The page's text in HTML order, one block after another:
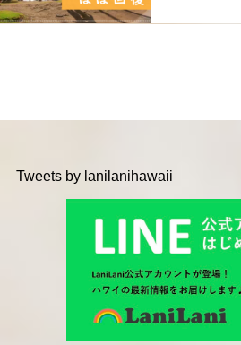
Tweets by lanilanihawaii